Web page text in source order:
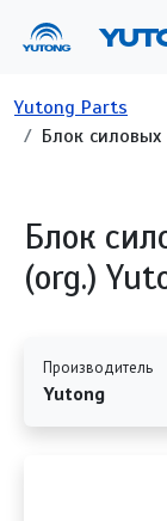
Строка
Yutong Parts
Блок силовых
Блок
(org.)
Производитель
Yutong